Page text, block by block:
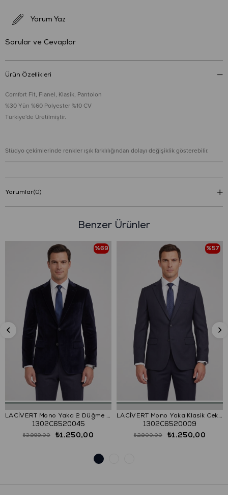
Yorum Yaz
Sorular ve Cevaplar
Ürün Özellikleri
Comfort Fit, Flanel, Klasik, Pantolon
%30 Yün %60 Polyester %10 CV
Türkiye'de Üretilmiştir.
Stüdyo çekimlerinde renkler ışık farklılığından dolayı değişiklik gösterebilir.
Yorumlar(0)
Benzer Ürünler
LACİVERT Mono Yaka 2 Düğme Çift Yırtmaç Ceket
1302C6520045
₺1.250,00
₺3.999,00
%69
LACİVERT Mono Yaka Klasik Ceket
1302C6520009
₺1.250,00
₺2.900,00
%57